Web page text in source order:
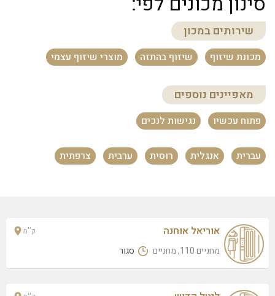
שירותים במכון
מכונת שיזוף שיזוף בהתזה מוצרי שיזוף עצמי
מאפיינים נוספים
פתוח עכשיו נגישות לנכים
עברית אנגלית רוסית ערבית צרפתית
אוריאל אוחנה
מחניים 110, מחניים סגור
ק''מ
מחניים 110, מחניים
עופרי אוחנונה לילו שיין
התמרים 2, ראש פינה
ליטל קדוש
עמיקם שבתאי 28, ראש פינה